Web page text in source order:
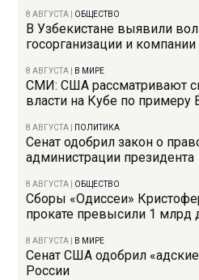
8 АВГУСТА ОБЩЕСТВО
В Узбекистане выявили
госорганизации и компании
8 АВГУСТА В МИРЕ
СМИ: США рассматривают
власти на Кубе по примеру
8 АВГУСТА ПОЛИТИКА
Сенат одобрил закон о
администрации президента
8 АВГУСТА ОБЩЕСТВО
Сборы «Одиссеи»
прокате превысили 1 млрд
8 АВГУСТА В МИРЕ
Сенат США одобрил
России